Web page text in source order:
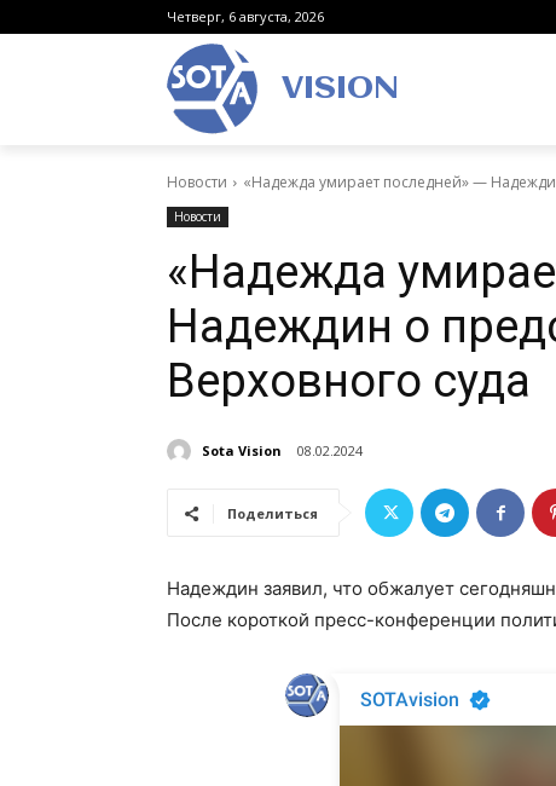
Четверг, 6 августа, 2026
VISION
Новости «Надежда умирает последней» —
Новости
«Надежда
Надеждин о
Верховного суда
Sota Vision 08.02.2024
Поделиться
Надеждин заявил, что обжалует
После короткой пресс-конференции